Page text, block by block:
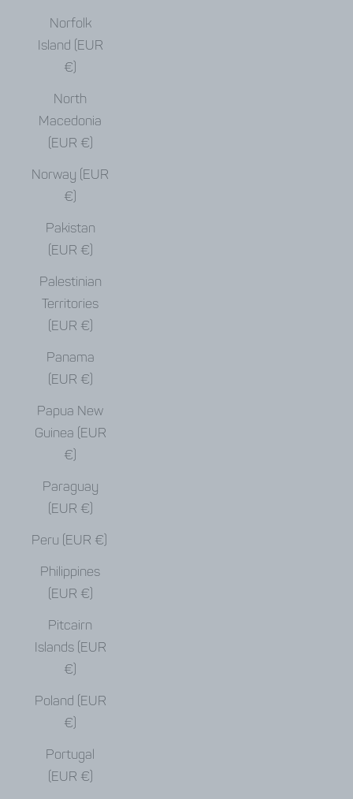
Norfolk
Island (EUR
€)
North
Macedonia
(EUR €)
Norway (EUR
€)
Pakistan
(EUR €)
Palestinian
Territories
(EUR €)
Panama
(EUR €)
Papua New
Guinea (EUR
€)
Paraguay
(EUR €)
Peru (EUR €)
Philippines
(EUR €)
Pitcairn
Islands (EUR
€)
Poland (EUR
€)
Portugal
(EUR €)